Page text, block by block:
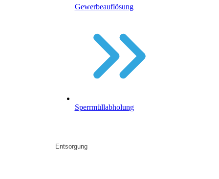
Gewerbeauflösung
Sperrmüllabholung
Entsorgung